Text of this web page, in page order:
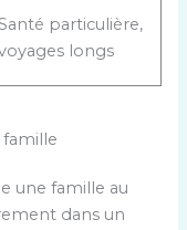
Santé particulière,
longs
famille
une famille au
dans un